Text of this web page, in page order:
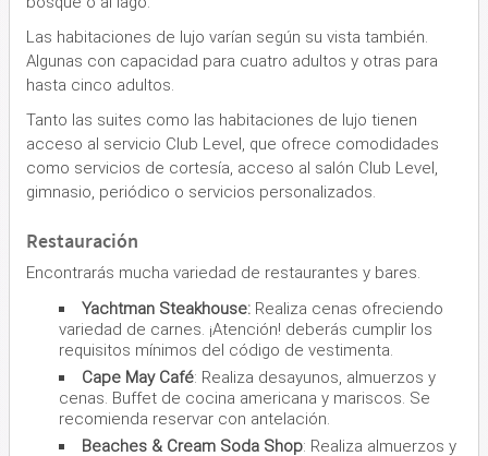
Las habitaciones de lujo varían según su vista también.
Algunas con capacidad para cuatro adultos y otras para
hasta cinco adultos.
Tanto las suites como las habitaciones de lujo tienen
acceso al servicio Club Level, que ofrece comodidades
como servicios de cortesía, acceso al salón Club Level,
gimnasio, periódico o servicios personalizados.
Restauración
Encontrarás mucha variedad de restaurantes y bares.
Yachtman Steakhouse: Realiza cenas ofreciendo
variedad de carnes. ¡Atención! deberás cumplir los
requisitos mínimos del código de vestimenta.
Cape May Café: Realiza desayunos, almuerzos y
cenas. Buffet de cocina americana y mariscos. Se
recomienda reservar con antelación.
Beaches & Cream Soda Shop: Realiza almuerzos y